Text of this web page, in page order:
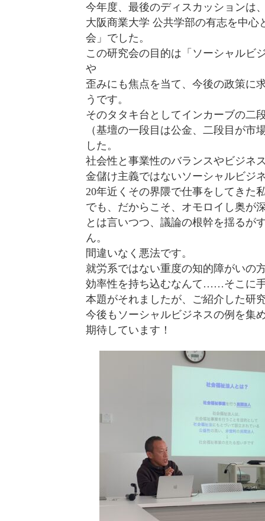
今年度、最後のディスカッションは
大阪商業大学 公共学部の有志を中心
会」でした。
この研究会の目的は「ソーシャルビ
や
歪みにも焦点を当て、今後の政策に
うです。
そのタタキ台としてインカーブの二
（基壇の一段目は公金、二段目が市
した。
社会性と事業性のバランスやビジネ
金儲け主義ではないソーシャルビジ
20年近くその界隈で仕事をしてきた
でも、だからこそ、オモロイし奥が
とは言いつつ、議論の根幹を揺るが
ん。
間違いなく悪法です。
就労系ではない重度の知的障がいの
効率性を持ち込むなんて……そこに
本題がそれましたが、ご紹介した研
今後もソーシャルビジネスの例を集
期待しています！